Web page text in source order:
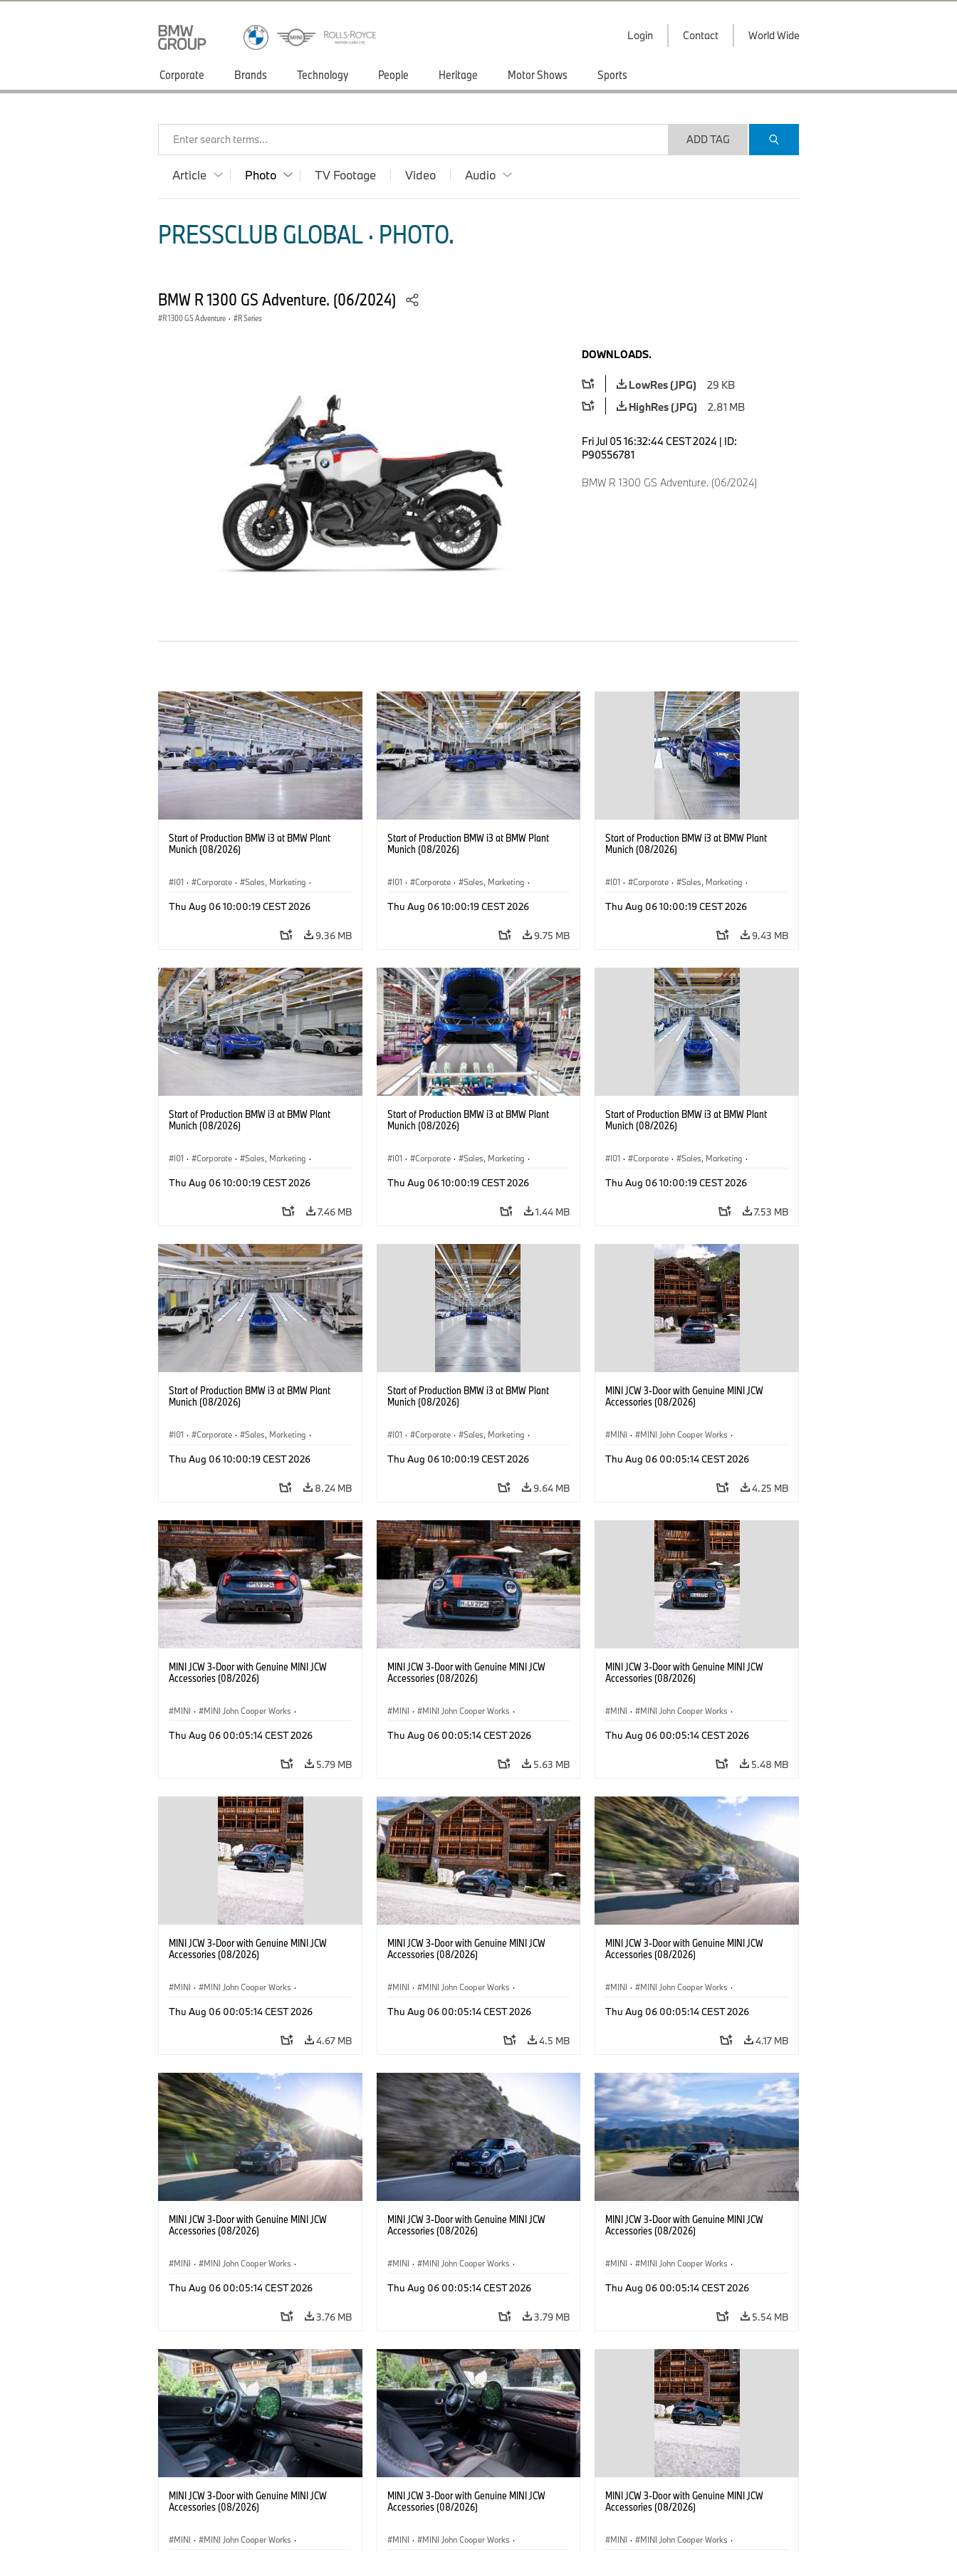
Login Contact World Wide
Corporate Brands Technology People Heritage Motor Shows Sports
Enter search terms... ADD TAG
Article Photo TV Footage Video Audio
PRESSCLUB GLOBAL · PHOTO.
BMW R 1300 GS Adventure. (06/2024)
R 1300 GS Adventure · R Series
DOWNLOADS.
LowRes (JPG)
29 KB
HighRes (JPG)
2.81 MB
Fri Jul 05 16:32:44 CEST 2024 | ID:
P90556781
BMW R 1300 GS Adventure. (06/2024)
Start of Production BMW i3 at BMW Plant
Munich (08/2026)
I01 · Corporate · Sales, Marketing ·
Thu Aug 06 10:00:19 CEST 2026
9.36 MB
Start of Production BMW i3 at BMW Plant
Munich (08/2026)
I01 · Corporate · Sales, Marketing ·
Thu Aug 06 10:00:19 CEST 2026
9.75 MB
Start of Production BMW i3 at BMW Plant
Munich (08/2026)
I01 · Corporate · Sales, Marketing ·
Thu Aug 06 10:00:19 CEST 2026
9.43 MB
Start of Production BMW i3 at BMW Plant
Munich (08/2026)
I01 · Corporate · Sales, Marketing ·
Thu Aug 06 10:00:19 CEST 2026
7.46 MB
Start of Production BMW i3 at BMW Plant
Munich (08/2026)
I01 · Corporate · Sales, Marketing ·
Thu Aug 06 10:00:19 CEST 2026
1.44 MB
Start of Production BMW i3 at BMW Plant
Munich (08/2026)
I01 · Corporate · Sales, Marketing ·
Thu Aug 06 10:00:19 CEST 2026
7.53 MB
Start of Production BMW i3 at BMW Plant
Munich (08/2026)
I01 · Corporate · Sales, Marketing ·
Thu Aug 06 10:00:19 CEST 2026
8.24 MB
Start of Production BMW i3 at BMW Plant
Munich (08/2026)
I01 · Corporate · Sales, Marketing ·
Thu Aug 06 10:00:19 CEST 2026
9.64 MB
MINI JCW 3-Door with Genuine MINI JCW
Accessories (08/2026)
MINI · MINI John Cooper Works ·
Optional Extras, Accessories
Thu Aug 06 00:05:14 CEST 2026
4.25 MB
MINI JCW 3-Door with Genuine MINI JCW
Accessories (08/2026)
MINI · MINI John Cooper Works ·
Optional Extras, Accessories
Thu Aug 06 00:05:14 CEST 2026
5.79 MB
MINI JCW 3-Door with Genuine MINI JCW
Accessories (08/2026)
MINI · MINI John Cooper Works ·
Optional Extras, Accessories
Thu Aug 06 00:05:14 CEST 2026
5.63 MB
MINI JCW 3-Door with Genuine MINI JCW
Accessories (08/2026)
MINI · MINI John Cooper Works ·
Optional Extras, Accessories
Thu Aug 06 00:05:14 CEST 2026
5.48 MB
MINI JCW 3-Door with Genuine MINI JCW
Accessories (08/2026)
MINI · MINI John Cooper Works ·
Optional Extras, Accessories
Thu Aug 06 00:05:14 CEST 2026
4.67 MB
MINI JCW 3-Door with Genuine MINI JCW
Accessories (08/2026)
MINI · MINI John Cooper Works ·
Optional Extras, Accessories
Thu Aug 06 00:05:14 CEST 2026
4.5 MB
MINI JCW 3-Door with Genuine MINI JCW
Accessories (08/2026)
MINI · MINI John Cooper Works ·
Optional Extras, Accessories
Thu Aug 06 00:05:14 CEST 2026
4.17 MB
MINI JCW 3-Door with Genuine MINI JCW
Accessories (08/2026)
MINI · MINI John Cooper Works ·
Optional Extras, Accessories
Thu Aug 06 00:05:14 CEST 2026
3.76 MB
MINI JCW 3-Door with Genuine MINI JCW
Accessories (08/2026)
MINI · MINI John Cooper Works ·
Optional Extras, Accessories
Thu Aug 06 00:05:14 CEST 2026
3.79 MB
MINI JCW 3-Door with Genuine MINI JCW
Accessories (08/2026)
MINI · MINI John Cooper Works ·
Optional Extras, Accessories
Thu Aug 06 00:05:14 CEST 2026
5.54 MB
MINI JCW 3-Door with Genuine MINI JCW
Accessories (08/2026)
MINI · MINI John Cooper Works ·
MINI JCW 3-Door with Genuine MINI JCW
Accessories (08/2026)
MINI · MINI John Cooper Works ·
MINI JCW 3-Door with Genuine MINI JCW
Accessories (08/2026)
MINI · MINI John Cooper Works ·